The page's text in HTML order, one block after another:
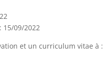
15/09/2022
et un curriculum vitae à :